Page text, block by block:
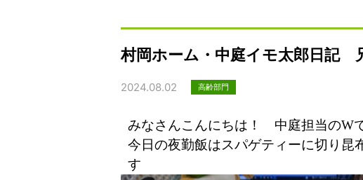
村岡ホーム・中庭イモ太郎日記
2024.08.02 高齢部門
みなさんこんにちは！ 中庭担当のW
今日の夜勤飯はスパゲティーに切り昆
す